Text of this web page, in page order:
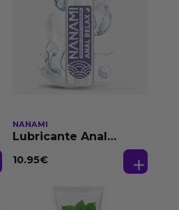
NANAMI
Lubricante Anal
Dilatación Base Agua
10.95€